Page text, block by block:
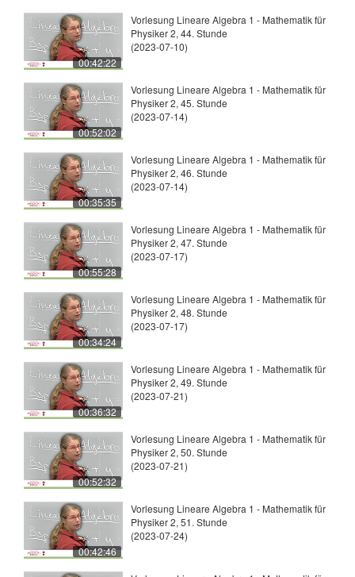
00:42:22
Vorlesung Lineare Algebra 1 - Mathematik für
Physiker 2, 44. Stunde
(2023-07-10)
00:52:02
Vorlesung Lineare Algebra 1 - Mathematik für
Physiker 2, 45. Stunde
(2023-07-14)
00:35:35
Vorlesung Lineare Algebra 1 - Mathematik für
Physiker 2, 46. Stunde
(2023-07-14)
00:55:28
Vorlesung Lineare Algebra 1 - Mathematik für
Physiker 2, 47. Stunde
(2023-07-17)
00:34:24
Vorlesung Lineare Algebra 1 - Mathematik für
Physiker 2, 48. Stunde
(2023-07-17)
00:36:32
Vorlesung Lineare Algebra 1 - Mathematik für
Physiker 2, 49. Stunde
(2023-07-21)
00:52:32
Vorlesung Lineare Algebra 1 - Mathematik für
Physiker 2, 50. Stunde
(2023-07-21)
00:42:46
Vorlesung Lineare Algebra 1 - Mathematik für
Physiker 2, 51. Stunde
(2023-07-24)